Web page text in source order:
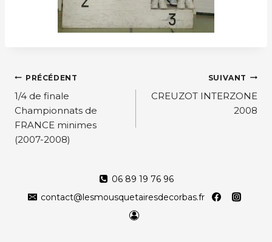
Navigation
de
l’article
PRÉCÉDENT
1/4 de finale
Championnats de
FRANCE minimes
(2007-2008)
SUIVANT
CREUZOT INTERZONE
2008
06 89 19 76 96
contact@lesmousquetairesdecorbas.fr